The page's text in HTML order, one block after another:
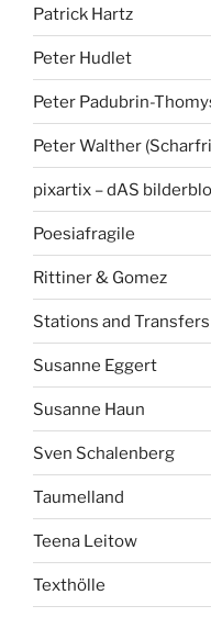
Patrick Hartz
Peter Hudlet
Peter Padubrin-
Peter Walther
pixartix – dAS
Poesiafragile
Rittiner & Gomez
Stations and
Susanne Eggert
Susanne Haun
Sven Schalenberg
Taumelland
Teena Leitow
Texthölle